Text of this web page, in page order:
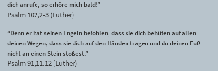
dich anrufe, so erhöre mich bald!”
Psalm 102,2-3 (Luther)
“Denn er hat seinen Engeln befohlen, dass sie dich behüten auf allen
deinen Wegen, dass sie dich auf den Händen tragen und du deinen Fuß
nicht an einen Stein stoßest.”
Psalm 91,11.12 (Luther)